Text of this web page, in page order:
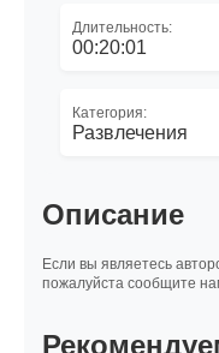
Длительность:
00:20:01
Категория:
Развлечения
Описание
Если вы являетесь
пожалуйста сообщите